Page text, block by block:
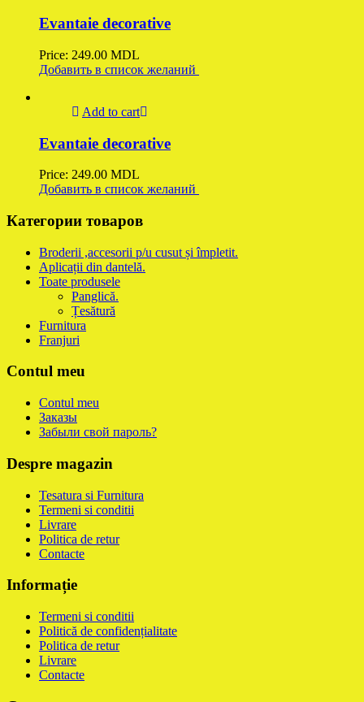
Evantaie decorative
Price: 249.00 MDL
Добавить в список желаний
Add to cart
Evantaie decorative
Price: 249.00 MDL
Добавить в список желаний
Категории товаров
Broderii ,accesorii p/u cusut și împletit.
Aplicații din dantelă.
Toate produsele
Panglică.
Țesătură
Furnitura
Franjuri
Contul meu
Contul meu
Заказы
Забыли свой пароль?
Despre magazin
Tesatura si Furnitura
Termeni si conditii
Livrare
Politica de retur
Contacte
Informație
Termeni si conditii
Politică de confidențialitate
Politica de retur
Livrare
Contacte